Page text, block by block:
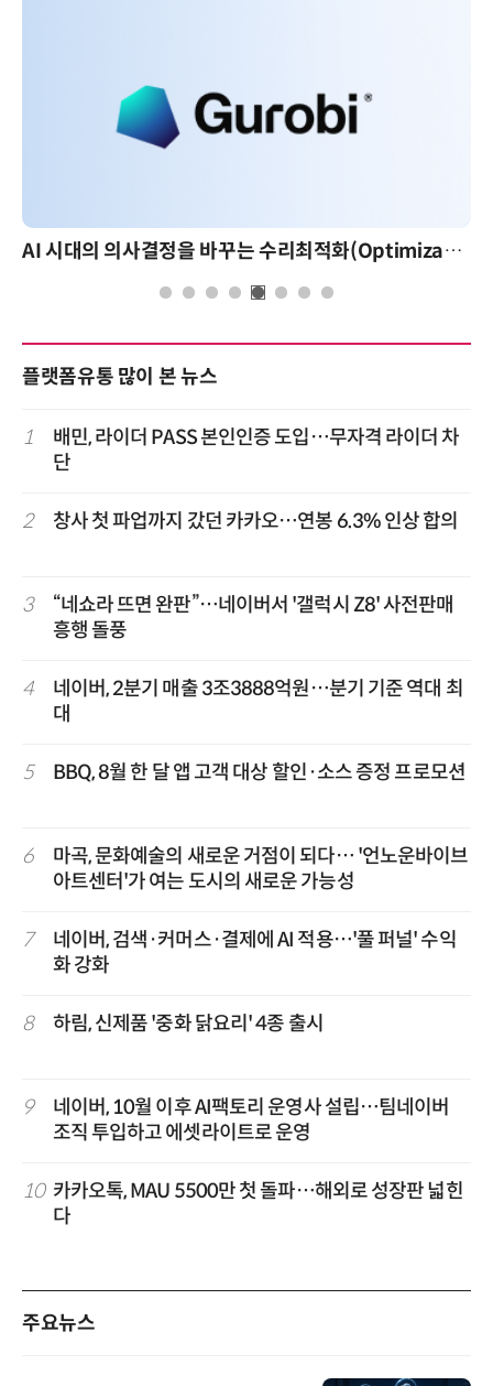
AI 시대의 의사결정을 바꾸는 수리최적화(Optimization): 실제 산업 적용 사례와 활용 전략
플랫폼유통 많이 본 뉴스
1
배민, 라이더 PASS 본인인증 도입…무자격 라이더 차
단
2 창사 첫 파업까지 갔던 카카오…연봉 6.3% 인상 합의
3
“네쇼라 뜨면 완판”…네이버서 '갤럭시 Z8' 사전판매
흥행 돌풍
4
네이버, 2분기 매출 3조3888억원…분기 기준 역대 최
대
5 BBQ, 8월 한 달 앱 고객 대상 할인·소스 증정 프로모션
6
마곡, 문화예술의 새로운 거점이 되다… '언노운바이브
아트센터'가 여는 도시의 새로운 가능성
7
네이버, 검색·커머스·결제에 AI 적용…'풀 퍼널' 수익
화 강화
8 하림, 신제품 '중화 닭요리' 4종 출시
9
네이버, 10월 이후 AI팩토리 운영사 설립…팀네이버
조직 투입하고 에셋라이트로 운영
10 카카오톡, MAU 5500만 첫 돌파…해외로 성장판 넓힌
다
주요뉴스